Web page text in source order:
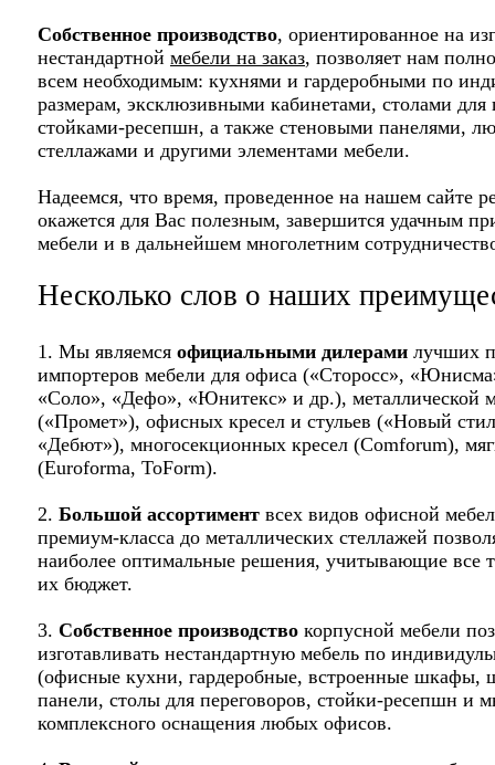
Собственное производство, ориентированное на
нестандартной мебели на заказ, позволяет нам
всем необходимым: кухнями и гардеробными по
размерам, эксклюзивными кабинетами, столами для
стойками-ресепшн, а также стеновыми панелями,
стеллажами и другими элементами мебели.
Надеемся, что время, проведенное на нашем сайте
окажется для Вас полезным, завершится удачным
мебели и в дальнейшем многолетним
Несколько слов о наших
1. Мы являемся официальными дилерами лучших
импортеров мебели для офиса («Сторосс»,
«Соло», «Дефо», «Юнитекс» и др.), металлической
(«Промет»), офисных кресел и стульев («Новый
«Дебют»), многосекционных кресел (Comforum),
(Euroforma, ToForm).
2. Большой ассортимент всех видов офисной
премиум-класса до металлических стеллажей
наиболее оптимальные решения, учитывающие все
их бюджет.
3. Собственное производство корпусной мебели
изготавливать нестандартную мебель по
(офисные кухни, гардеробные, встроенные шкафы,
панели, столы для переговоров, стойки-ресепшн и
комплексного оснащения любых офисов.